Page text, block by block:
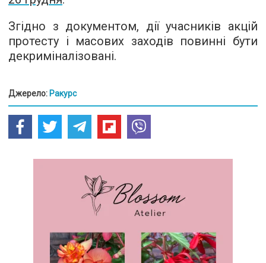
Згідно з документом, дії учасників акцій
протесту і масових заходів повинні бути
декриміналізовані.
Джерело: Ракурс